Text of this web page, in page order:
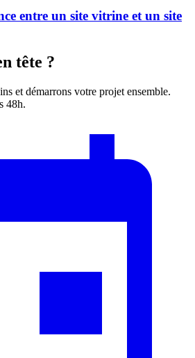
entre un site vitrine et un site
tête ?
et démarrons votre projet ensemble.
48h.